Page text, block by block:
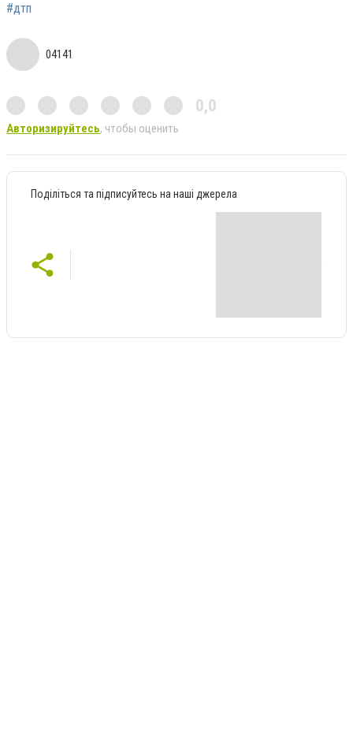
#дтп
04141
0,0
Авторизируйтесь, чтобы оценить
Поділіться та підписуйтесь на наші джерела